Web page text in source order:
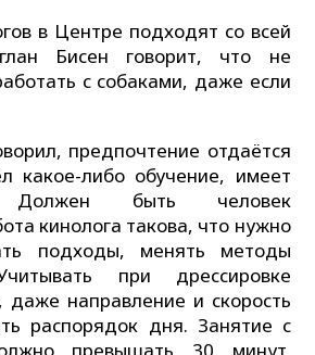
в Центре подходят со всей
Бисен говорит, что не
с собаками, даже если
предпочтение отдаётся
какое-либо обучение, имеет
Должен быть человек
кинолога такова, что нужно
подходы, менять методы
при дрессировке
направление и скорость
распорядок дня. Занятие с